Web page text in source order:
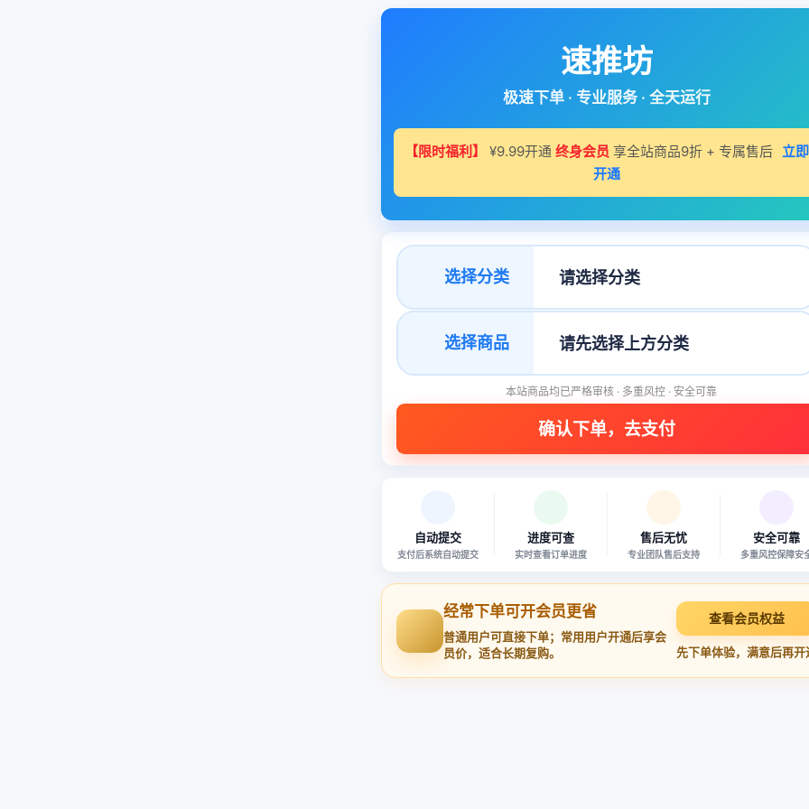
速推坊
极速下单 · 专业服务 · 全天运行
【限时福利】 ¥9.99开通 终身会员 享全站商品9折 + 专属售后 立即
开通
选择分类
选择商品
本站商品均已严格审核 · 多重风控 · 安全可靠
自动提交
支付后系统自动提交
进度可查
实时查看订单进度
售后无忧
专业团队售后支持
安全可靠
多重风控保障安
经常下单可开会员更省
普通用户可直接下单；常用用户开通后享会
员价，适合长期复购。
查看会员权益
先下单体验，满意后再开